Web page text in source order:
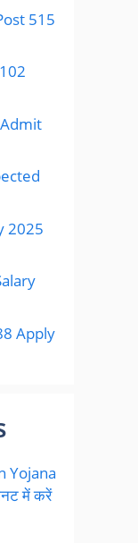
515
2025
Apply
Yojana
में करें